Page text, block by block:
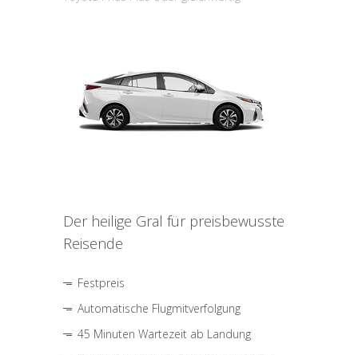
Der heilige Gral für preisbewusste
Reisende
Festpreis
Automatische Flugmitverfolgung
45 Minuten Wartezeit ab Landung